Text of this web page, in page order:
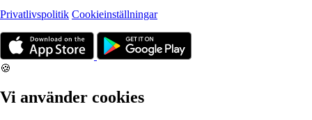
Privatlivspolitik Cookieinställningar
🍪
Vi använder cookies